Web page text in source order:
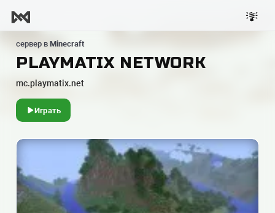
сервер в Minecraft
PLAYMATIX NETWORK
mc.playmatix.net
Играть